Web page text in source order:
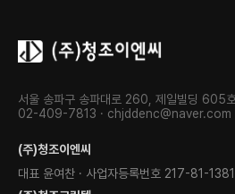
서울 송파구 송파대로 260, 제일빌딩 605
02-409-7813 · chjddenc@naver.com
(주)청조이엔씨
대표 윤여찬 · 사업자등록번호 217-81-